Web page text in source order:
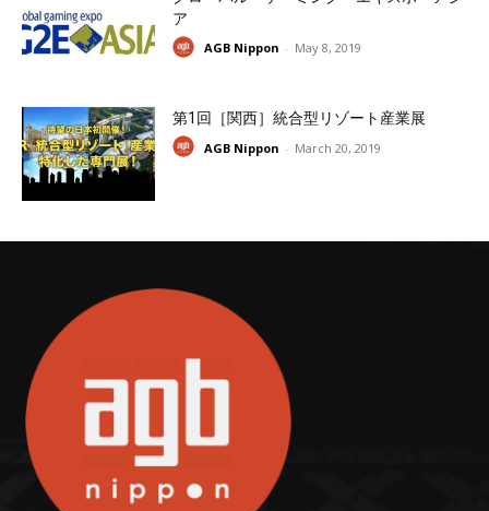
ア
AGB Nippon - May 8, 2019
第1回［関西］統合型リゾート産業展
AGB Nippon - March 20, 2019